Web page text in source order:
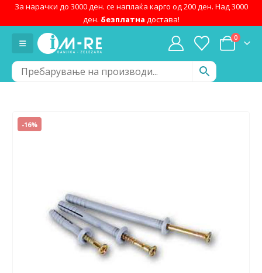
За нарачки до 3000 ден. се наплаќа карго од 200 ден. Над 3000
ден. безплатна достава!
0
-16%